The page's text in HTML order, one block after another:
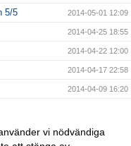
5/5 2014-05-01 12:09
2014-04-25 18:55
2014-04-22 12:00
2014-04-17 22:58
2014-04-09 16:20
2014-03-30 20:48
vi nödvändiga